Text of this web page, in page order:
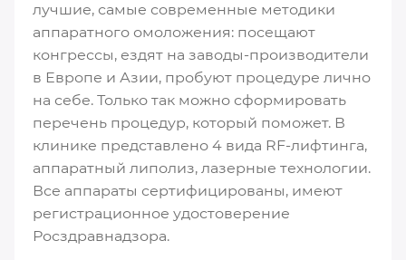
лучшие, самые современные методики
аппаратного омоложения: посещают
конгрессы, ездят на заводы-производители
в Европе и Азии, пробуют процедуре лично
на себе. Только так можно сформировать
перечень процедур, который поможет. В
клинике представлено 4 вида RF-лифтинга,
аппаратный липолиз, лазерные технологии.
Все аппараты сертифицированы, имеют
регистрационное удостоверение
Росздравнадзора.